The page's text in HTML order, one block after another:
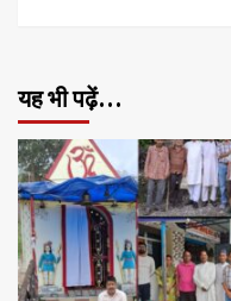
यह भी पढ़ें…